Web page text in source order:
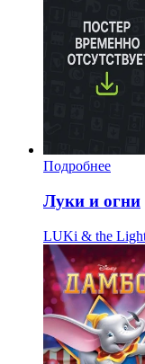
Подробнее
Луки и огни
LUKi & the